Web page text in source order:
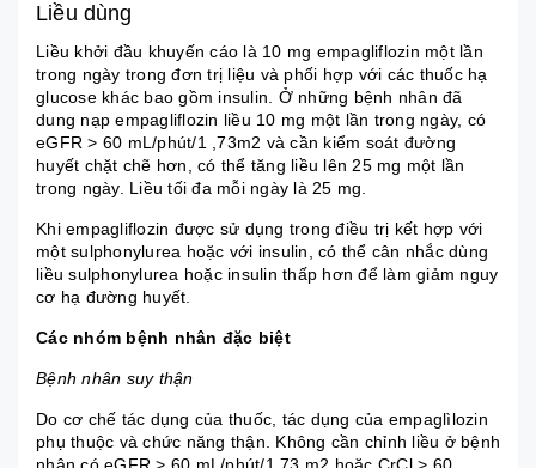
Liều dùng
Liều khởi đầu khuyến cáo là 10 mg empagliflozin một lần
trong ngày trong đơn trị liệu và phối hợp với các thuốc hạ
glucose khác bao gồm insulin. Ở những bệnh nhân đã
dung nạp empagliflozin liều 10 mg một lần trong ngày, có
eGFR > 60 mL/phút/1 ,73m2 và cần kiểm soát đường
huyết chặt chẽ hơn, có thể tăng liều lên 25 mg một lần
trong ngày. Liều tối đa mỗi ngày là 25 mg.
Khi empagliflozin được sử dụng trong điều trị kết hợp với
một sulphonylurea hoặc với insulin, có thể cân nhắc dùng
liều sulphonylurea hoặc insulin thấp hơn để làm giảm nguy
cơ hạ đường huyết.
Các nhóm bệnh nhân đặc biệt
Bệnh nhân suy thận
Do cơ chế tác dụng của thuốc, tác dụng của empaglìlozin
phụ thuộc và chức năng thận. Không cần chỉnh liều ở bệnh